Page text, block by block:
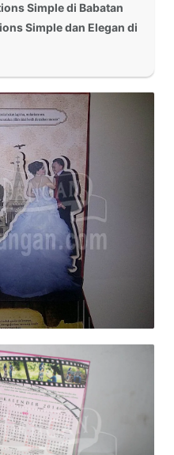
Simple di Babatan
Simple dan Elegan di